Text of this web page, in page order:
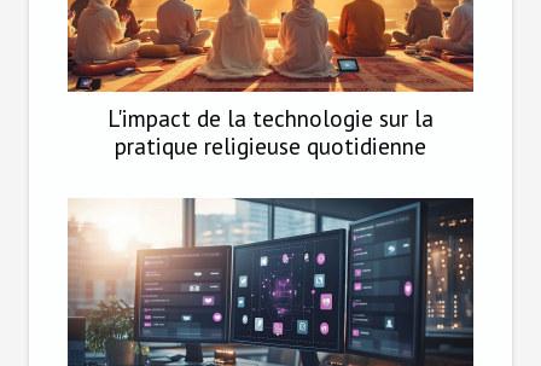
L'impact de la technologie sur la
pratique religieuse quotidienne